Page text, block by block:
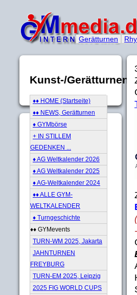
Gerätturnen
Kunst-/Gerätturnen
♦♦ HOME (Startseite)
♦♦ NEWS, Gerätturnen
♦ GYMbörse
+ IN STILLEM
GEDENKEN ...
♦ AG Weltkalender 2026
♦ AG Weltkalender 2025
♦ AG-Weltkalender 2024
♦♦ ALLE GYM-
WELTKALENDER
♦ Turngeschichte
♦♦ GYMevents
TURN-WM 2025, Jakarta
JAHNTURNEN
FREYBURG
TURN-EM 2025, Leipzig
2025 FIG WORLD CUPS